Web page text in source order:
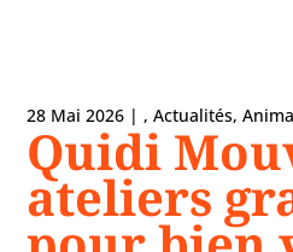
28 Mai 2026 | ,Actualités,
Quidi
ateliers